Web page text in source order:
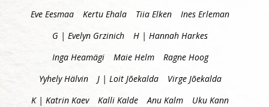
Eve Eesmaa
Kertu Ehala Tiia Elken
Ines Erleman
G | Evelyn Grzinich
H | Hannah Harkes
Inga Heamägi
Maie Helm
Ragne Hoog
Yyhely Hälvin
J | Loit Jõekalda
Virge Jõekalda
K | Katrin Kaev
Kalli Kalde Anu Kalm
Uku Kann